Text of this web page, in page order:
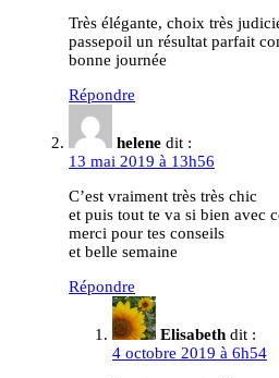
Très élégante, choix très
passepoil un résultat parfait
bonne journée
Répondre
helene dit :
13 mai 2019 à 13h56
C’est vraiment très très chic
et puis tout te va si bien
merci pour tes conseils
et belle semaine
Répondre
Elisabeth dit :
4 octobre 2019 à 6h54